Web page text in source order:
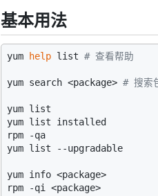
基本用法
yum help list # 查看帮助
yum search <package> # 搜索
yum list
yum list installed
rpm -qa
yum list --upgradable
yum info <package>
rpm -qi <package>